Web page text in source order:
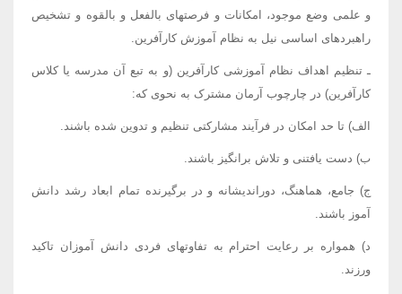
و علمی وضع موجود، امکانات و فرصتهای بالفعل و بالقوه و تشخیص
راهبردهای اساسی نیل به نظام آموزش کارآفرین.
ـ تنظیم اهداف نظام آموزشی کارآفرین (و به تبع آن مدرسه یا کلاس
کارآفرین) در چارچوب آرمان مشترک به نحوی که:
الف) تا حد امکان در فرآیند مشارکتی تنظیم و تدوین شده باشند.
ب) دست یافتنی و تلاش برانگیز باشند.
ج) جامع، هماهنگ، دوراندیشانه و در برگیرنده تمام ابعاد رشد دانش
آموز باشند.
د) همواره بر رعایت احترام به تفاوتهای فردی دانش آموزان تاکید
ورزند.